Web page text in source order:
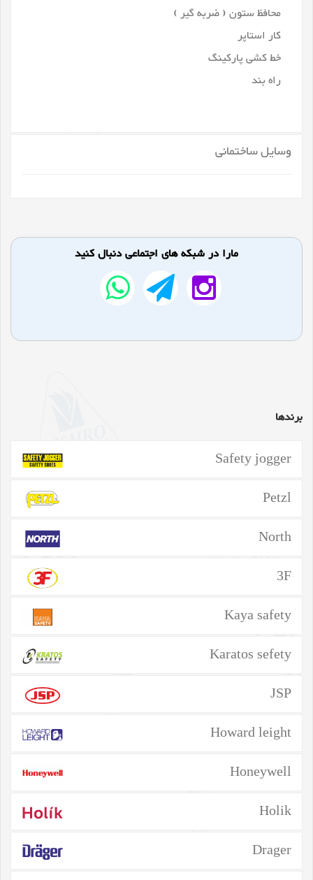
محافظ ستون ( ضربه گیر )
کار استاپر
خط کشی پارکینگ
راه بند
وسایل ساختمانی
مارا در شبکه های اجتماعی دنبال کنید
برندها
Safety jogger
Petzl
North
3F
Kaya safety
Karatos sefety
JSP
Howard leight
Honeywell
Holik
Drager